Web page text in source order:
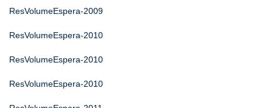
ResVolumeEspera-2009
ResVolumeEspera-2010
ResVolumeEspera-2010
ResVolumeEspera-2010